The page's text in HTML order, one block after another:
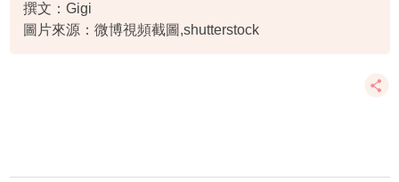
撰文：Gigi
圖片來源：微博視頻截圖,shutterstock